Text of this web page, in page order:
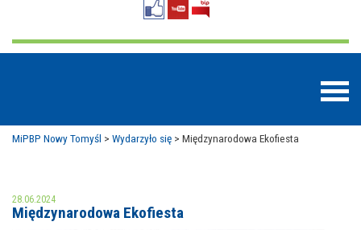
MOJE KONTO
MiPBP Nowy Tomyśl > Wydarzyło się > Międzynarodowa Ekofiesta
28.06.2024
Międzynarodowa Ekofiesta